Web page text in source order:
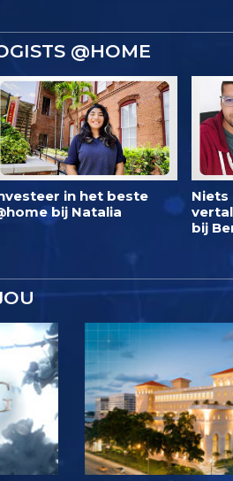
@HOME
in het beste
bij Natalia
Niets
bij